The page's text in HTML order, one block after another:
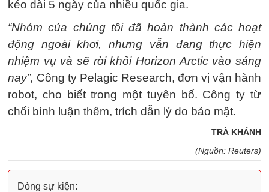
kéo dài 5 ngày của nhiều quốc gia.
“Nhóm của chúng tôi đã hoàn thành các hoạt
động ngoài khơi, nhưng vẫn đang thực hiện
nhiệm vụ và sẽ rời khỏi Horizon Arctic vào sáng
nay”, Công ty Pelagic Research, đơn vị vận hành
robot, cho biết trong một tuyên bố. Công ty từ
chối bình luận thêm, trích dẫn lý do bảo mật.
TRÀ KHÁNH
(Nguồn: Reuters)
Dòng sự kiện: